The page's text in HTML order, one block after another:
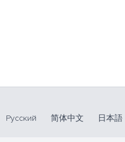
Русский 简体中文 日本語